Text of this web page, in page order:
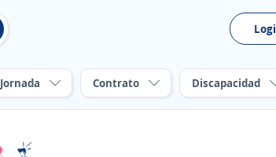
Jornada Contrato Discapacidad